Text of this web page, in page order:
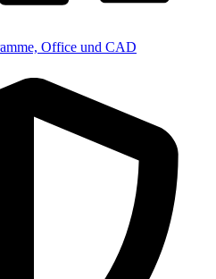
Office und CAD